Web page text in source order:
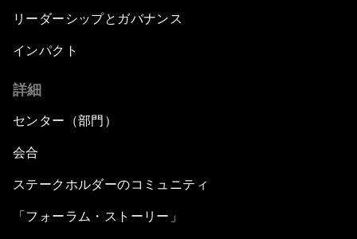
リーダーシップとガバナンス
インパクト
詳細
センター（部門）
会合
ステークホルダーのコミュニティ
「フォーラム・ストーリー」